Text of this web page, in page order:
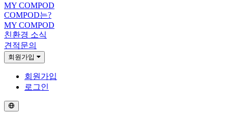
MY COMPOD
COMPOD는?
MY COMPOD
친환경 소식
견적문의
회원가입
회원가입
로그인